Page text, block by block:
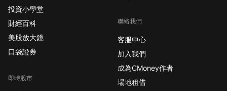
投資小學堂
財經百科
美股放大鏡
口袋證券
即時股市
聯絡我們
客服中心
加入我們
成為CMoney作者
場地租借